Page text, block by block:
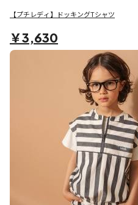
【プチレディ】ドッキングTシャツ
￥3,630